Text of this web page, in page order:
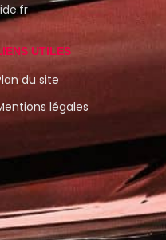
UTILES
Plan du site
Mentions légales